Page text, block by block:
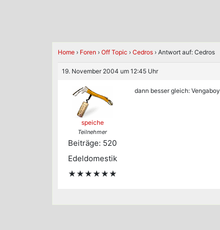
Home › Foren › Off Topic › Cedros › Antwort auf: Cedros
19. November 2004 um 12:45 Uhr
speiche
Teilnehmer
Beiträge: 520
Edeldomestik
★★★★★★
dann besser gleich: Vengaboy